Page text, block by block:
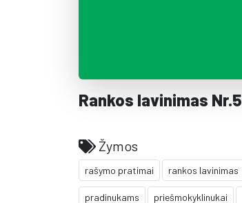
Rankos lavinimas Nr.5
Žymos
rašymo pratimai rankos lavinimas
pradinukams priešmokyklinukai